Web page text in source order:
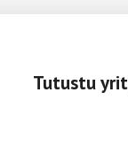
Tutustu